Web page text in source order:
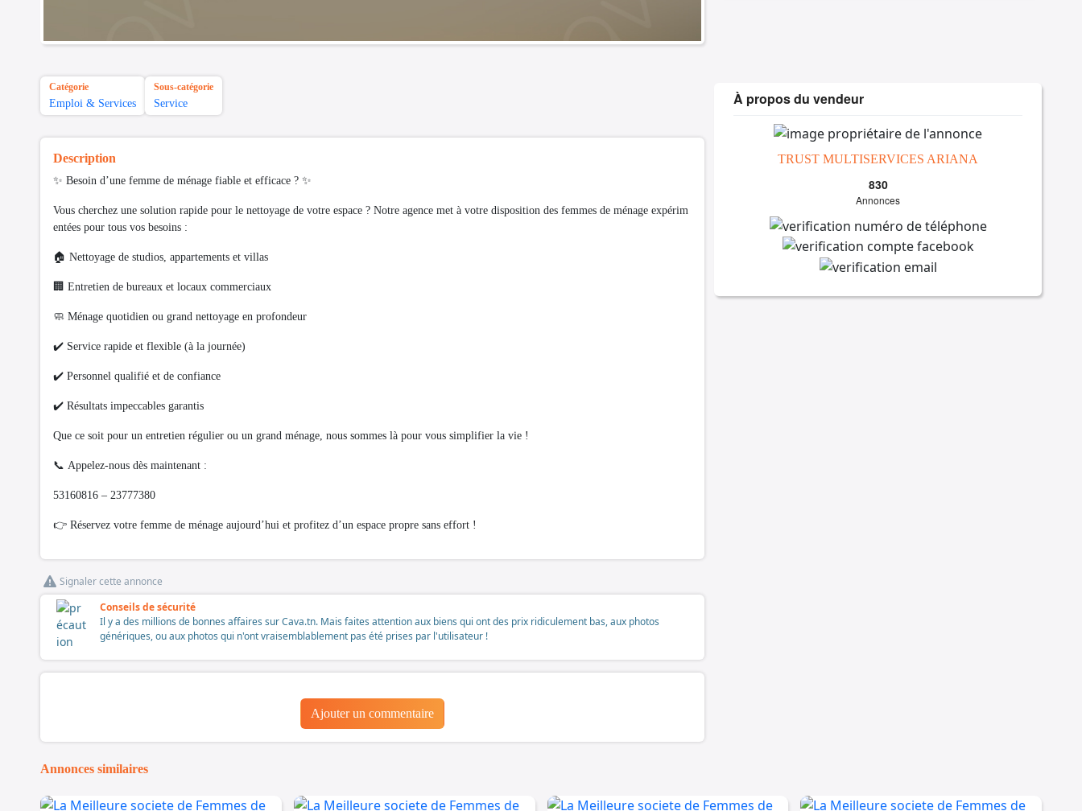
Catégorie
Emploi & Services
Sous-catégorie
Service
Description
✨ Besoin d’une femme de ménage fiable et efficace ? ✨
Vous cherchez une solution rapide pour le nettoyage de votre espace ? Notre agence met à votre disposition des femmes de ménage expérim
entées pour tous vos besoins :
🏠 Nettoyage de studios, appartements et villas
🏢 Entretien de bureaux et locaux commerciaux
🧼 Ménage quotidien ou grand nettoyage en profondeur
✔️ Service rapide et flexible (à la journée)
✔️ Personnel qualifié et de confiance
✔️ Résultats impeccables garantis
Que ce soit pour un entretien régulier ou un grand ménage, nous sommes là pour vous simplifier la vie !
📞 Appelez-nous dès maintenant :
53160816 – 23777380
👉 Réservez votre femme de ménage aujourd’hui et profitez d’un espace propre sans effort !
Signaler cette annonce
Conseils de sécurité
Il y a des millions de bonnes affaires sur Cava.tn. Mais faites attention aux biens qui ont des prix ridiculement bas, aux photos
génériques, ou aux photos qui n'ont vraisemblablement pas été prises par l'utilisateur !
Ajouter un commentaire
À propos du vendeur
TRUST MULTISERVICES ARIANA
830
Annonces
Annonces similaires